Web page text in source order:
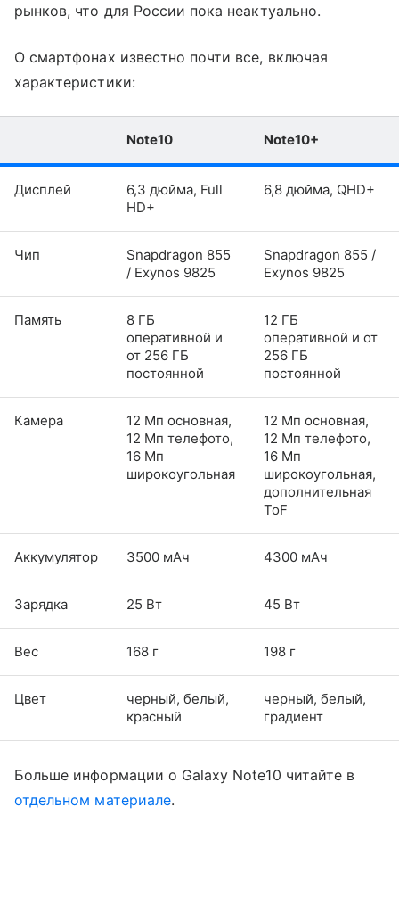
рынков, что для России пока неактуально.
О смартфонах известно почти все, включая
характеристики:
Note10 Note10+
Дисплей
6,3 дюйма, Full
HD+
6,8 дюйма, QHD+
Чип
Snapdragon 855
/ Exynos 9825
Snapdragon 855 /
Exynos 9825
Память
8 ГБ
оперативной и
от 256 ГБ
постоянной
12 ГБ
оперативной и от
256 ГБ
постоянной
Камера
12 Мп основная,
12 Мп телефото,
16 Мп
широкоугольная
12 Мп основная,
12 Мп телефото,
16 Мп
широкоугольная,
дополнительная
ToF
Аккумулятор 3500 мАч 4300 мАч
Зарядка 25 Вт 45 Вт
Вес 168 г 198 г
Цвет
черный, белый,
красный
черный, белый,
градиент
Больше информации о Galaxy Note10 читайте в
отдельном материале.